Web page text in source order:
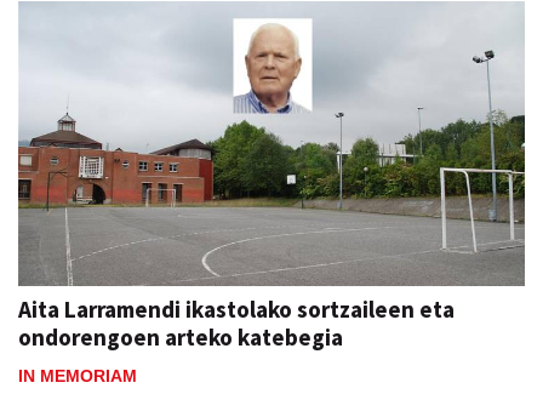
Aita Larramendi ikastolako sortzaileen eta
ondorengoen arteko katebegia
IN MEMORIAM